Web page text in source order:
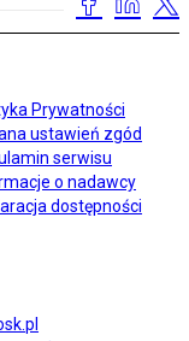
Prywatności
ustawień zgód
serwisu
o nadawcy
dostępności